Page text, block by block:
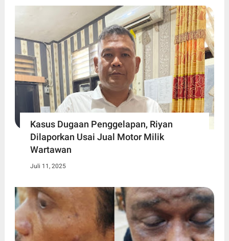
Kasus Dugaan Penggelapan, Riyan
Dilaporkan Usai Jual Motor Milik
Wartawan
Juli 11, 2025